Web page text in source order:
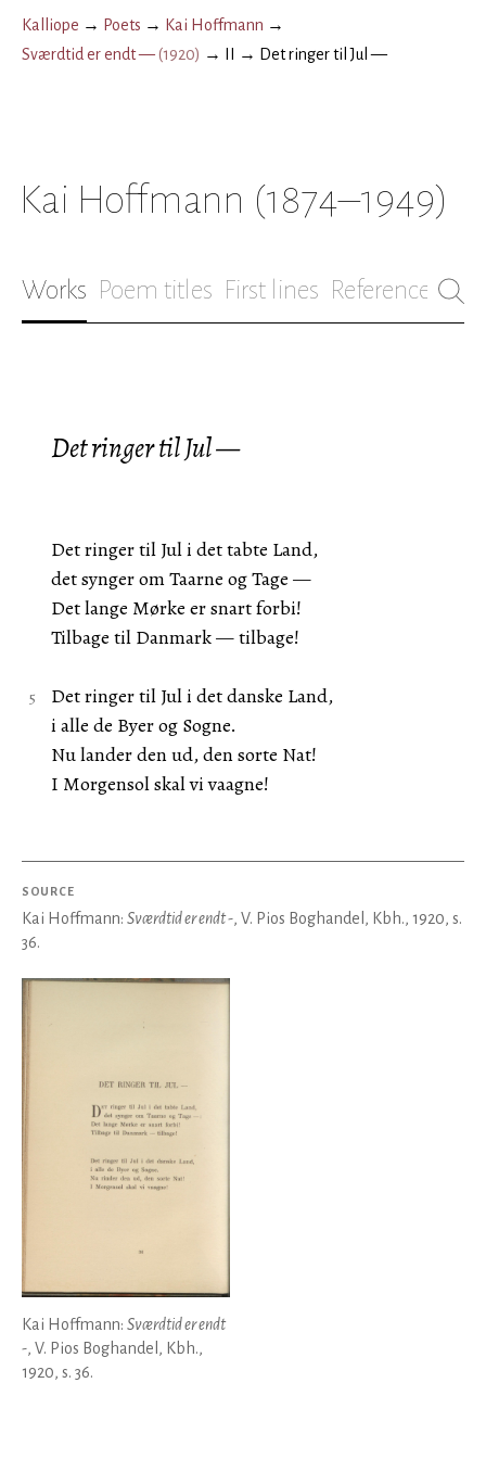
Kalliope → Poets → Kai Hoffmann →
Sværdtid er endt —(1920) → → Det ringer til Jul —
Kai Hoffmann (1874–1949)
Works Poem titles First lines References
Det ringer til Jul —
Det ringer til Jul i det tabte Land,
det synger om Taarne og Tage —
Det lange Mørke er snart forbi!
Tilbage til Danmark — tilbage!
Det ringer til Jul i det danske Land,
i alle de Byer og Sogne.
Nu lander den ud, den sorte Nat!
I Morgensol skal vi vaagne!
SOURCE
Kai Hoffmann: Sværdtid er endt -, V. Pios Boghandel, Kbh., 1920, s.
36.
Kai Hoffmann: Sværdtid er endt
-, V. Pios Boghandel, Kbh.,
1920, s. 36.